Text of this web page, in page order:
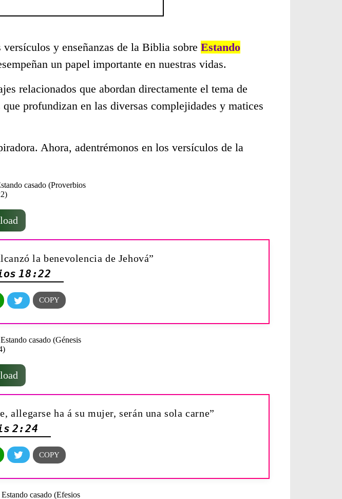
y enseñanzas de la Biblia sobre Estando
un papel importante en nuestras vidas.
relacionados que abordan directamente el tema de
profundizan en las diversas complejidades y matices
Ahora, adentrémonos en los versículos de la
la benevolencia de Jehová”
18:22
allegarse ha á su mujer, serán una sola carne”
2:24